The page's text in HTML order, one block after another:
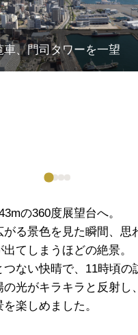
の360度展望台へ。
がる景色を見た瞬間、思
てしまうほどの絶景。
つない快晴で、11時頃の
の光がキラキラと反射し
楽しめました。